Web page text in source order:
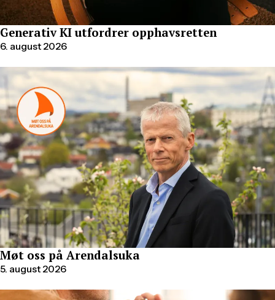
Generativ KI utfordrer opphavsretten
6. august 2026
Møt oss på Arendalsuka
5. august 2026